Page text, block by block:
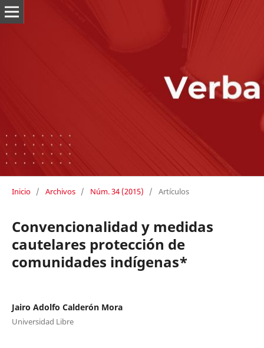
Inicio / Archivos / Núm. 34 (2015) / Artículos
Convencionalidad y medidas
cautelares protección de
comunidades indígenas*
Jairo Adolfo Calderón Mora
Universidad Libre